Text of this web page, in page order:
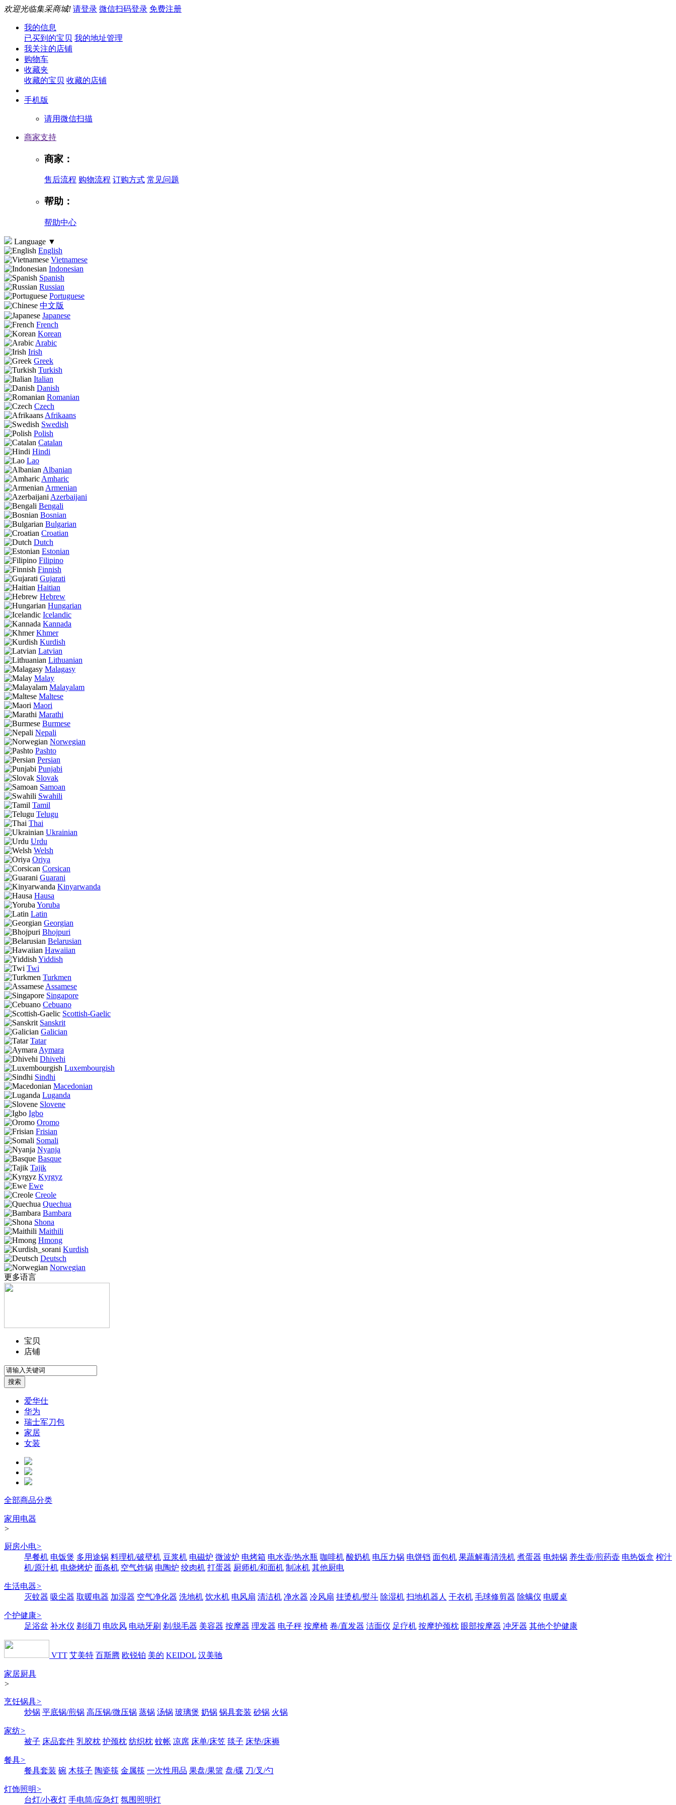
欢迎光临集采商城! 请登录 微信扫码登录 免费注册
我的信息
已买到的宝贝 我的地址管理
我关注的店铺
购物车
收藏夹
收藏的宝贝 收藏的店铺
手机版
请用微信扫描
商家支持
商家：
售后流程 购物流程 订购方式 常见问题
帮助：
帮助中心
Language ▼
English
Vietnamese
Indonesian
Spanish
Russian
Portuguese
中文版
Japanese
French
Korean
Arabic
Irish
Greek
Turkish
Italian
Danish
Romanian
Czech
Afrikaans
Swedish
Polish
Catalan
Hindi
Lao
Albanian
Amharic
Armenian
Azerbaijani
Bengali
Bosnian
Bulgarian
Croatian
Dutch
Estonian
Filipino
Finnish
Gujarati
Haitian
Hebrew
Hungarian
Icelandic
Kannada
Khmer
Kurdish
Latvian
Lithuanian
Malagasy
Malay
Malayalam
Maltese
Maori
Marathi
Burmese
Nepali
Norwegian
Pashto
Persian
Punjabi
Slovak
Samoan
Swahili
Tamil
Telugu
Thai
Ukrainian
Urdu
Welsh
Oriya
Corsican
Guarani
Kinyarwanda
Hausa
Yoruba
Latin
Georgian
Bhojpuri
Belarusian
Hawaiian
Yiddish
Twi
Turkmen
Assamese
Singapore
Cebuano
Scottish-Gaelic
Sanskrit
Galician
Tatar
Aymara
Dhivehi
Luxembourgish
Sindhi
Macedonian
Luganda
Slovene
Igbo
Oromo
Frisian
Somali
Nyanja
Basque
Tajik
Kyrgyz
Ewe
Creole
Quechua
Bambara
Shona
Maithili
Hmong
Kurdish
Deutsch
Norwegian
更多语言
宝贝
店铺
爱华仕
华为
瑞士军刀包
家居
女装
全部商品分类
家用电器
>
厨房小电>
早餐机 电饭煲 多用途锅 料理机/破壁机 豆浆机 电磁炉 微波炉 电烤箱 电水壶/热水瓶 咖啡机 酸奶机 电压力锅 电饼铛 面包机 果蔬解毒清洗机 煮蛋器 电炖锅 养生壶/煎药壶 电热饭盒 榨汁
机/原汁机 电烧烤炉 面条机 空气炸锅 电陶炉 绞肉机 打蛋器 厨师机/和面机 制冰机 其他厨电
生活电器>
灭蚊器 吸尘器 取暖电器 加湿器 空气净化器 洗地机 饮水机 电风扇 清洁机 净水器 冷风扇 挂烫机/熨斗 除湿机 扫地机器人 干衣机 毛球修剪器 除螨仪 电暖桌
个护健康>
足浴盆 补水仪 剃须刀 电吹风 电动牙刷 剃/脱毛器 美容器 按摩器 理发器 电子秤 按摩椅 卷/直发器 洁面仪 足疗机 按摩护颈枕 眼部按摩器 冲牙器 其他个护健康
VTT 艾美特 百斯腾 欧锐铂 美的 KEIDOL 汉美驰
家居厨具
>
烹饪锅具>
炒锅 平底锅/煎锅 高压锅/微压锅 蒸锅 汤锅 玻璃煲 奶锅 锅具套装 砂锅 火锅
家纺>
被子 床品套件 乳胶枕 护颈枕 纺织枕 蚊帐 凉席 床单/床笠 毯子 床垫/床褥
餐具>
餐具套装 碗 木筷子 陶瓷筷 金属筷 一次性用品 果盘/果篮 盘/碟 刀/叉/勺
灯饰照明>
台灯/小夜灯 手电筒/应急灯 氛围照明灯